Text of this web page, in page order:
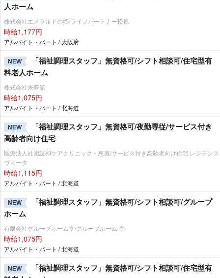
人ホーム
株式会社エメラルドの郷/ライフパートナー松原
時給1,177円
アルバイト・パート / 大阪府
NEW
「福祉調理スタッフ」無資格可/シフト相談可/住宅型有
料老人ホーム
株式会社来夢舘
時給1,075円
アルバイト・パート / 北海道
NEW
「福祉調理スタッフ」無資格可/夜勤専従/サービス付き
高齢者向け住宅
医療法人社団緩和ケアクリニック・恵庭/サービス付き高齢者向け住宅 レジデンス
ヴィータ
時給1,115円
アルバイト・パート / 北海道
NEW
「福祉調理スタッフ」無資格可/シフト相談可/グループ
ホーム
有限会社グループホーム幸/グループホーム 幸
時給1,075円
アルバイト・パート / 北海道
NEW
「福祉調理スタッフ」無資格可/シフト相談可/住宅型有